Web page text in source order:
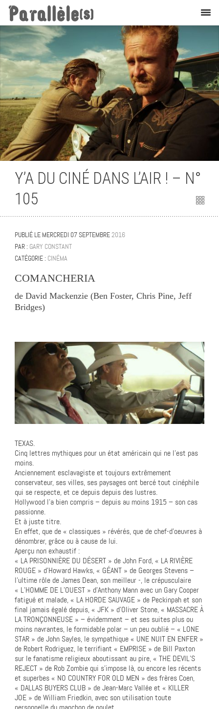
Cinéma
Y’A DU CINÉ DANS L’AIR ! – N°
105
PUBLIÉ LE MERCREDI 07 SEPTEMBRE2016
PAR : GARY CONSTANT
CATÉGORIE : CINÉMA
COMANCHERIA
de David Mackenzie (Ben Foster, Chris Pine, Jeff
Bridges)
TEXAS.
Cinq lettres mythiques pour un état américain qui ne l’est pas
moins.
Anciennement esclavagiste et toujours extrêmement
conservateur, ses villes, ses paysages ont bercé tout cinéphile
qui se respecte, et ce depuis depuis des lustres.
Hollywood l’a bien compris – depuis au moins 1915 – son cas
passionne.
Et à juste titre.
En effet, que de « classiques » révérés, que de chef-d’oeuvres à
dénombrer, grâce ou à cause de lui.
Aperçu non exhaustif :
« LA PRISONNIÈRE DU DÉSERT » de John Ford, « LA RIVIÈRE
ROUGE » d’Howard Hawks, « GÉANT » de Georges Stevens –
l’ultime rôle de James Dean, son meilleur -, le crépusculaire
« L’HOMME DE L’OUEST » d’Anthony Mann avec un Gary Cooper
fatigué et malade, « LA HORDE SAUVAGE » de Peckinpah et son
final jamais égalé depuis, « JFK » d’Oliver Stone, « MASSACRE À
LA TRONÇONNEUSE » – évidemment – et ses suites plus ou
moins navrantes, le formidable polar – un peu oublié – « LONE
STAR » de John Sayles, le sympathique « UNE NUIT EN ENFER »
de Robert Rodriguez, le terrifiant « EMPRISE » de Bill Paxton
sur le fanatisme religieux aboutissant au pire, « THE DEVIL’S
REJECT » de Rob Zombie qui s’impose là, ou encore les récents
et superbes « NO COUNTRY FOR OLD MEN » des frères Coen,
« DALLAS BUYERS CLUB » de Jean-Marc Vallée et « KILLER
JOE » de William Friedkin, avec son utilisation toute